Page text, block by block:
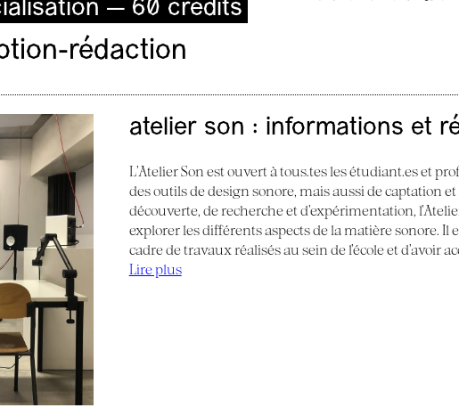
— 60 crédits
rédaction
atelier son : informations et
L’Atelier Son est ouvert à tous.tes les étudiant.es et
des outils de design sonore, mais aussi de captation
découverte, de recherche et d’expérimentation,
explorer les différents aspects de la matière sonore.
cadre de travaux réalisés au sein de l’école et d’avoir
Lire plus